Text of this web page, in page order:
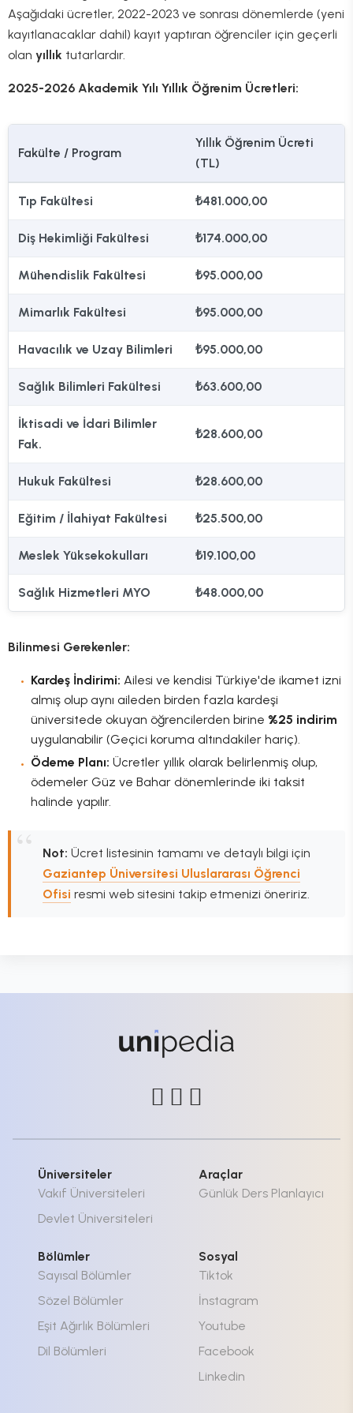
Aşağıdaki ücretler, 2022-2023 ve sonrası dönemlerde (yeni
kayıtlanacaklar dahil) kayıt yaptıran öğrenciler için geçerli
olan yıllık tutarlardır.
2025-2026 Akademik Yılı Yıllık Öğrenim Ücretleri:
Fakülte / Program
Yıllık Öğrenim Ücreti
(TL)
Tıp Fakültesi ₺481.000,00
Diş Hekimliği Fakültesi ₺174.000,00
Mühendislik Fakültesi ₺95.000,00
Mimarlık Fakültesi ₺95.000,00
Havacılık ve Uzay Bilimleri ₺95.000,00
Sağlık Bilimleri Fakültesi ₺63.600,00
İktisadi ve İdari Bilimler
Fak.
₺28.600,00
Hukuk Fakültesi ₺28.600,00
Eğitim / İlahiyat Fakültesi ₺25.500,00
Meslek Yüksekokulları ₺19.100,00
Sağlık Hizmetleri MYO ₺48.000,00
Bilinmesi Gerekenler:
Kardeş İndirimi: Ailesi ve kendisi Türkiye'de ikamet izni
almış olup aynı aileden birden fazla kardeşi
üniversitede okuyan öğrencilerden birine %25 indirim
uygulanabilir (Geçici koruma altındakiler hariç).
Ödeme Planı: Ücretler yıllık olarak belirlenmiş olup,
ödemeler Güz ve Bahar dönemlerinde iki taksit
halinde yapılır.
Not: Ücret listesinin tamamı ve detaylı bilgi için
Gaziantep Üniversitesi Uluslararası Öğrenci
Ofisi resmi web sitesini takip etmenizi öneririz.
Üniversiteler
Vakıf Üniversiteleri
Devlet Üniversiteleri
Araçlar
Günlük Ders Planlayıcı
Bölümler
Sayısal Bölümler
Sözel Bölümler
Eşit Ağırlık Bölümleri
Dil Bölümleri
Sosyal
Tiktok
İnstagram
Youtube
Facebook
Linkedin